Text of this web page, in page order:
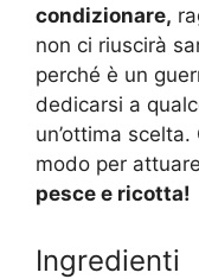
condizionare,
non ci riuscirà
perché è un
dedicarsi a
un’ottima
modo per
pesce e ricotta!
Ingredienti